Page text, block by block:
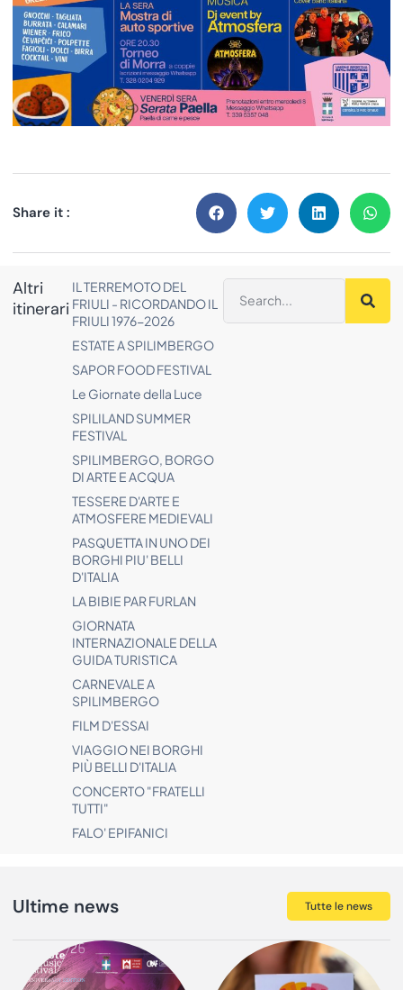
Share it :
Altri
itinerari
IL TERREMOTO DEL
FRIULI - RICORDANDO IL
FRIULI 1976-2026
ESTATE A SPILIMBERGO
SAPOR FOOD FESTIVAL
Le Giornate della Luce
SPILILAND SUMMER
FESTIVAL
SPILIMBERGO, BORGO
DI ARTE E ACQUA
TESSERE D'ARTE E
ATMOSFERE MEDIEVALI
PASQUETTA IN UNO DEI
BORGHI PIU' BELLI
D'ITALIA
LA BIBIE PAR FURLAN
GIORNATA
INTERNAZIONALE DELLA
GUIDA TURISTICA
CARNEVALE A
SPILIMBERGO
FILM D'ESSAI
VIAGGIO NEI BORGHI
PIÙ BELLI D'ITALIA
CONCERTO "FRATELLI
TUTTI"
FALO' EPIFANICI
Ultime news Tutte le news